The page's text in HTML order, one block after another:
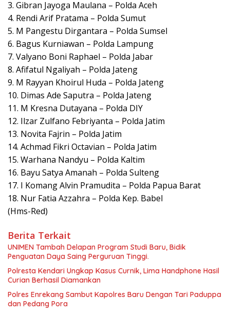
3. Gibran Jayoga Maulana – Polda Aceh
4. Rendi Arif Pratama – Polda Sumut
5. M Pangestu Dirgantara – Polda Sumsel
6. Bagus Kurniawan – Polda Lampung
7. Valyano Boni Raphael – Polda Jabar
8. Afifatul Ngaliyah – Polda Jateng
9. M Rayyan Khoirul Huda – Polda Jateng
10. Dimas Ade Saputra – Polda Jateng
11. M Kresna Dutayana – Polda DIY
12. Ilzar Zulfano Febriyanta – Polda Jatim
13. Novita Fajrin – Polda Jatim
14. Achmad Fikri Octavian – Polda Jatim
15. Warhana Nandyu – Polda Kaltim
16. Bayu Satya Amanah – Polda Sulteng
17. I Komang Alvin Pramudita – Polda Papua Barat
18. Nur Fatia Azzahra – Polda Kep. Babel
(Hms-Red)
Berita Terkait
UNIMEN Tambah Delapan Program Studi Baru, Bidik
Penguatan Daya Saing Perguruan Tinggi.
Polresta Kendari Ungkap Kasus Curnik, Lima Handphone Hasil
Curian Berhasil Diamankan
Polres Enrekang Sambut Kapolres Baru Dengan Tari Paduppa
dan Pedang Pora